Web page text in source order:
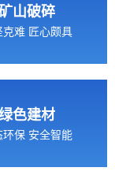
山破碎
克难 匠心颇具
色建材
环保 安全智能